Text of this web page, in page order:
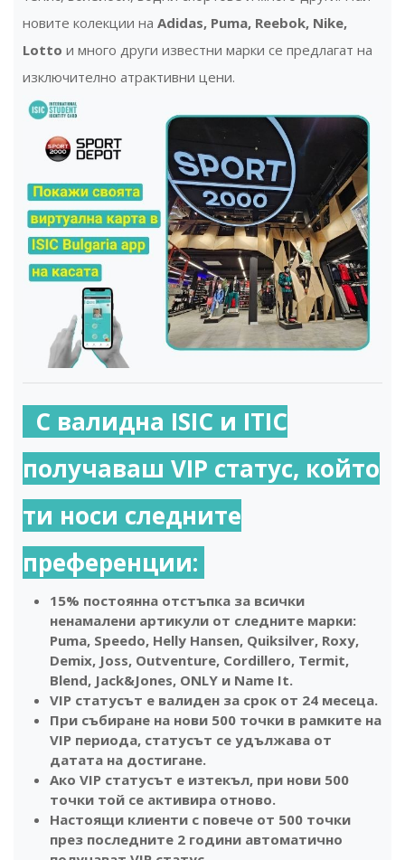
новите колекции на Adidas, Puma, Reebok, Nike,
Lotto и много други известни марки се предлагат на
изключително атрактивни цени.
С валидна ISIC и ITIC
получаваш VIP статус, който
ти носи следните
преференции:
15% постоянна отстъпка за всички
ненамалени артикули от следните марки:
Puma, Speedo, Helly Hansen, Quiksilver, Roxy,
Demix, Joss, Outventure, Cordillero, Termit,
Blend, Jack&Jones, ONLY и Name It.
VIP статусът е валиден за срок от 24 месеца.
При събиране на нови 500 точки в рамките на
VIP периода, статусът се удължава от
датата на достигане.
Ако VIP статусът е изтекъл, при нови 500
точки той се активира отново.
Настоящи клиенти с повече от 500 точки
през последните 2 години автоматично